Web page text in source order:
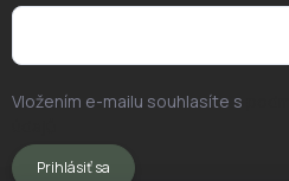
Vložením e-mailu souhlasíte s
Prihlásiť sa